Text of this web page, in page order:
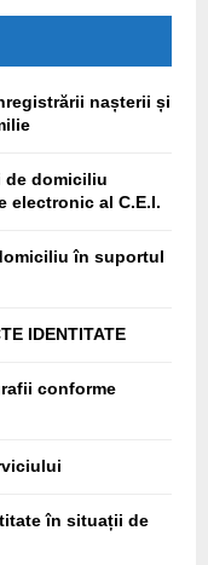
nașterii și
de domiciliu
electronic al C.E.I.
în suportul
IDENTITATE
conforme
în situații de